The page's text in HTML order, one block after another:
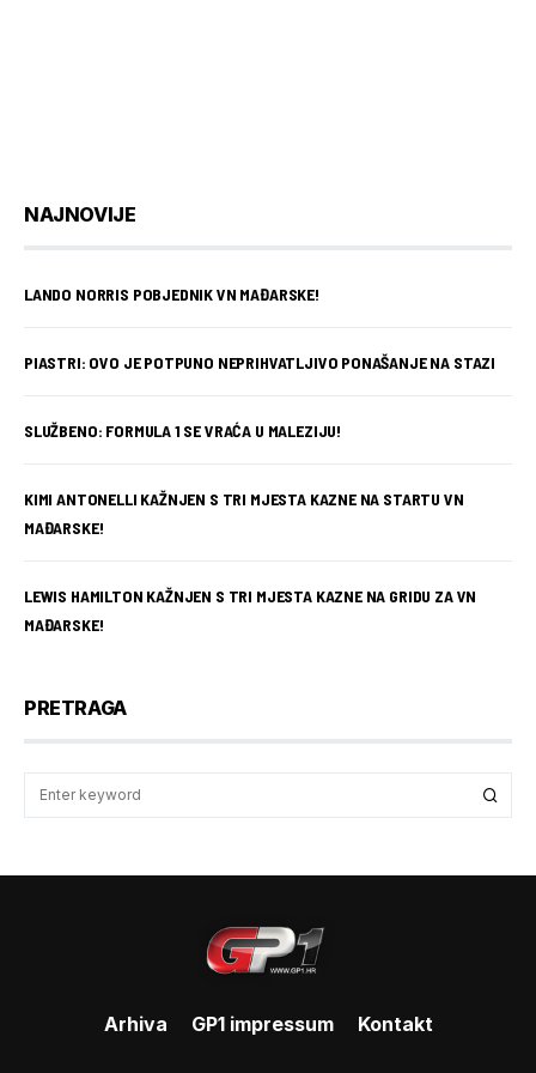
NAJNOVIJE
LANDO NORRIS POBJEDNIK VN MAĐARSKE!
PIASTRI: OVO JE POTPUNO NEPRIHVATLJIVO PONAŠANJE NA STAZI
SLUŽBENO: FORMULA 1 SE VRAĆA U MALEZIJU!
KIMI ANTONELLI KAŽNJEN S TRI MJESTA KAZNE NA STARTU VN
MAĐARSKE!
LEWIS HAMILTON KAŽNJEN S TRI MJESTA KAZNE NA GRIDU ZA VN
MAĐARSKE!
PRETRAGA
Arhiva GP1 impressum Kontakt